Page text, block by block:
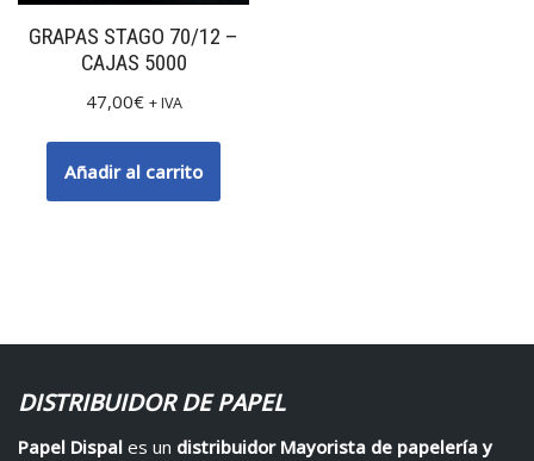
GRAPAS STAGO 70/12 –
CAJAS 5000
47,00€ + IVA
Añadir al carrito
DISTRIBUIDOR DE PAPEL
Papel Dispal es un distribuidor Mayorista de papelería y